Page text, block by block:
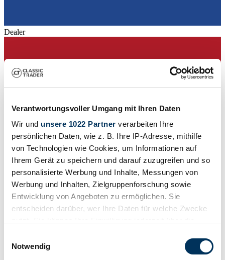
Verantwortungsvoller Umgang mit Ihren Daten
Wir und unsere 1022 Partner verarbeiten Ihre
persönlichen Daten, wie z. B. Ihre IP-Adresse, mithilfe
von Technologien wie Cookies, um Informationen auf
Ihrem Gerät zu speichern und darauf zuzugreifen und so
personalisierte Werbung und Inhalte, Messungen von
Werbung und Inhalten, Zielgruppenforschung sowie
Entwicklung von Angeboten zu ermöglichen. Sie
entscheiden darüber, wer Ihre Daten für welche Zwecke
Trigger Symbol ändern oder widerrufen
Notwendig
Dealer
Dealer